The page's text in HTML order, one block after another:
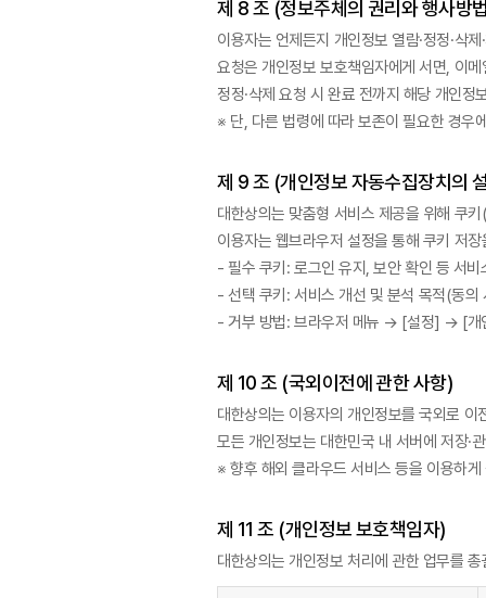
제 8 조 (정보주체의 권리와 행사방
이용자는 언제든지 개인정보 열람·정정·삭
요청은 개인정보 보호책임자에게 서면, 이
정정·삭제 요청 시 완료 전까지 해당 개인정
※ 단, 다른 법령에 따라 보존이 필요한 경우
제 9 조 (개인정보 자동수집장치의
대한상의는 맞춤형 서비스 제공을 위해 쿠
이용자는 웹브라우저 설정을 통해 쿠키 저
- 필수 쿠키: 로그인 유지, 보안 확인 등 서비
- 선택 쿠키: 서비스 개선 및 분석 목적(동의
- 거부 방법: 브라우저 메뉴 → [설정] → [
제 10 조 (국외이전에 관한 사항)
대한상의는 이용자의 개인정보를 국외로 이
모든 개인정보는 대한민국 내 서버에 저장·
※ 향후 해외 클라우드 서비스 등을 이용하
제 11 조 (개인정보 보호책임자)
대한상의는 개인정보 처리에 관한 업무를